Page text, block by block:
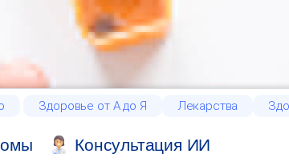
Здоровье от А до Я Лекарства
Консультация ИИ